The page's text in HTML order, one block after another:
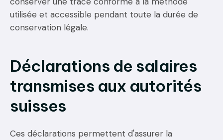
utilisée et accessible pendant toute la durée de
conservation légale.
Déclarations de salaires
transmises aux autorités
suisses
Ces déclarations permettent d'assurer la